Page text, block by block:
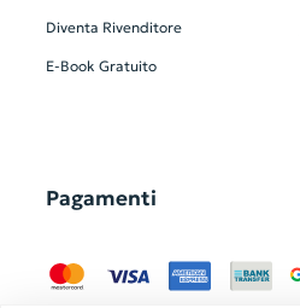
Diventa Rivenditore
E-Book Gratuito
Pagamenti